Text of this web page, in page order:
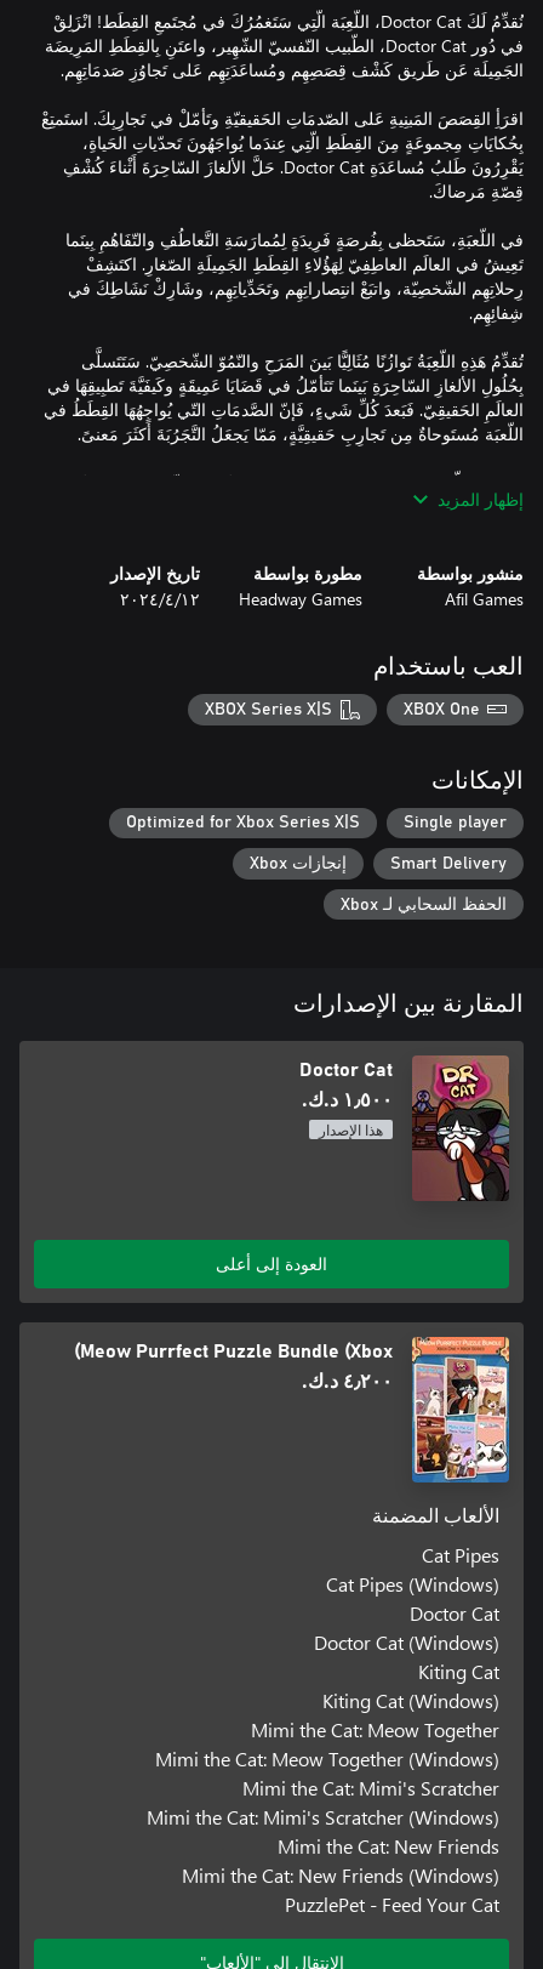
نُقدِّمُ لَكَ Doctor Cat، اللّعِبَة الّتِي سَتَغمُرُكَ في مُجتَمعِ القِطَط! انْزَلِقْ
في دُور Doctor Cat، الطّبيب النّفسيّ الشّهِير، واعتَنِ بِالقِطَطِ المَرِيضَة
اقرَأِ القِصَصَ المَبنِيةِ عَلى الصّدمَاتِ الحَقيقيّةِ وتَأمّلْ في تَجارِبِكَ. استَمتِعْ
بِحُكايَاتِ مِجموعَةٍ مِنَ القِطَطِ الّتِي عِندَما يُواجَهُونَ تَحدّياتِ الحَياةِ،
يَقْرِرُونَ طَلبُ مُساعَدَةِ Doctor Cat. حَلَّ الألغازَ السّاحِرَةَ أَثْناءَ كُشْفِ
في اللّعبَةِ، سَتَحظى بِفُرصَةٍ فَرِيدَةٍ لِمُمارَسَةِ التَّعاطُفِ والتّفَاهُمِ بِينَما
تَعِيشُ في العالَم العاطِفِيّ لِهَؤُلاءِ القِطَطِ الجَمِيلَةِ الصّغارِ. اكتَشِفْ
رِحلاتِهِم الشّخصِيّة، واتبَعْ انتِصاراتِهِم وتَحَدِّياتِهِم، وشَارِكْ نَشَاطِكَ في
تُقدِّمُ هَذِهِ اللّعِبَةُ تَوازُنًا مُثَالِيًّا بَينَ المَرَحِ والنّمُوّ الشّخصِيّ. سَتَتَسلَّى
بِحُلُولِ الألغازِ السّاحِرَةِ بَينَما تَتَأمّلُ في قَضَايَا عَمِيقَةٍ وكَيفَيَّةَ تَطبِيقِهَا في
العالَمِ الحَقيقِيّ. فَبَعدَ كُلِّ شَيءٍ، فَإنّ الصَّدمَاتِ التّي يُواجِهُهَا القِطَطُ في
مَع هَذِهِ اللّعِبَةِ، سَتَحظى بِتَجرِبَةٍ مُثيرَةٍ ومُشَوِّقَةٍ وجَذّابَةٍ، مُليئَةٍ بِالدّروسِ
ذَاتِ الأهَمِيَّةِ حَوْلَ أَهَمِيَّةِ الاعتِنَاءِ بِالآخَرِينَ وِدعْمِهِم. كُن مُستَعِدًا لِتَقَعُّ في
إظهار المزيد
منشور بواسطة
Afil Games
مطورة بواسطة
Headway Games
تاريخ الإصدار
١٢‏/٤‏/٢٠٢٤
العب باستخدام
XBOX One
XBOX Series X|S
الإمكانات
Single player
Optimized for Xbox Series X|S
Smart Delivery إنجازات Xbox
الحفظ السحابي لـ Xbox
المقارنة بين الإصدارات
Doctor Cat
١٫٥٠٠ د.ك.‏
هذا الإصدار
العودة إلى أعلى
Meow Purrfect Puzzle Bundle (Xbox)
٤٫٢٠٠ د.ك.‏
الألعاب المضمنة
Cat Pipes
Cat Pipes (Windows)
Doctor Cat
Doctor Cat (Windows)
Kiting Cat
Kiting Cat (Windows)
Mimi the Cat: Meow Together
Mimi the Cat: Meow Together (Windows)
Mimi the Cat: Mimi's Scratcher
Mimi the Cat: Mimi's Scratcher (Windows)
Mimi the Cat: New Friends
Mimi the Cat: New Friends (Windows)
PuzzlePet - Feed Your Cat
الانتقال إلى "الألعاب"